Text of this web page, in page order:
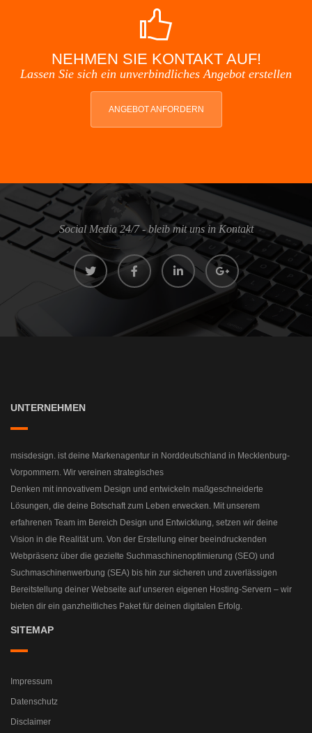
NEHMEN SIE KONTAKT AUF!
Lassen Sie sich ein unverbindliches Angebot erstellen
ANGEBOT ANFORDERN
Social Media 24/7 - bleib mit uns in Kontakt
UNTERNEHMEN
msisdesign. ist deine Markenagentur in Norddeutschland in Mecklenburg-
Vorpommern. Wir vereinen strategisches
Denken mit innovativem Design und entwickeln maßgeschneiderte
Lösungen, die deine Botschaft zum Leben erwecken. Mit unserem
erfahrenen Team im Bereich Design und Entwicklung, setzen wir deine
Vision in die Realität um. Von der Erstellung einer beeindruckenden
Webpräsenz über die gezielte Suchmaschinenoptimierung (SEO) und
Suchmaschinenwerbung (SEA) bis hin zur sicheren und zuverlässigen
Bereitstellung deiner Webseite auf unseren eigenen Hosting-Servern – wir
bieten dir ein ganzheitliches Paket für deinen digitalen Erfolg.
SITEMAP
Impressum
Datenschutz
Disclaimer